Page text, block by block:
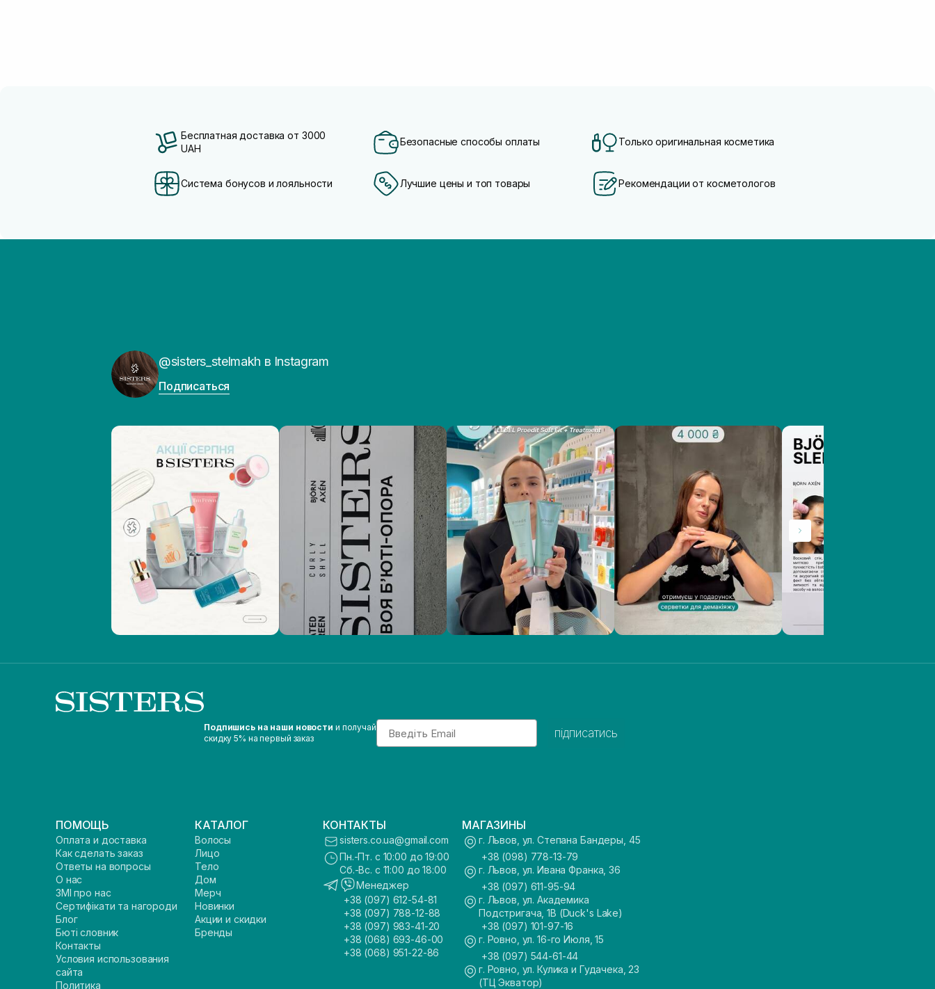
Бесплатная доставка от 3000
UAH
Безопасные способы оплаты Только оригинальная косметика
Система бонусов и лояльности Лучшие цены и топ товары Рекомендации от косметологов
@sisters_stelmakh в Instagram
Подписаться
Подпишись на наши новости и получай
скидку 5% на первый заказ
Email
підписатись
ПОМОЩЬ
Оплата и доставка
Как сделать заказ
Ответы на вопросы
О нас
ЗМІ про нас
Сертифікати та нагороди
Блог
Бюті словник
Контакты
Условия использования
сайта
Политика
КАТАЛОГ
Волосы
Лицо
Тело
Дом
Мерч
Новинки
Акции и скидки
Бренды
КОНТАКТЫ
sisters.co.ua@gmail.com
Пн.-Пт. с 10:00 до 19:00
Сб.-Вс. с 11:00 до 18:00
Менеджер
+38 (097) 612-54-81
+38 (097) 788-12-88
+38 (097) 983-41-20
+38 (068) 693-46-00
+38 (068) 951-22-86
МАГАЗИНЫ
г. Львов, ул. Степана Бандеры, 45
+38 (098) 778-13-79
г. Львов, ул. Ивана Франка, 36
+38 (097) 611-95-94
г. Львов, ул. Академика
Подстригача, 1В (Duck's Lake)
+38 (097) 101-97-16
г. Ровно, ул. 16-го Июля, 15
+38 (097) 544-61-44
г. Ровно, ул. Кулика и Гудачека, 23
(ТЦ Экватор)